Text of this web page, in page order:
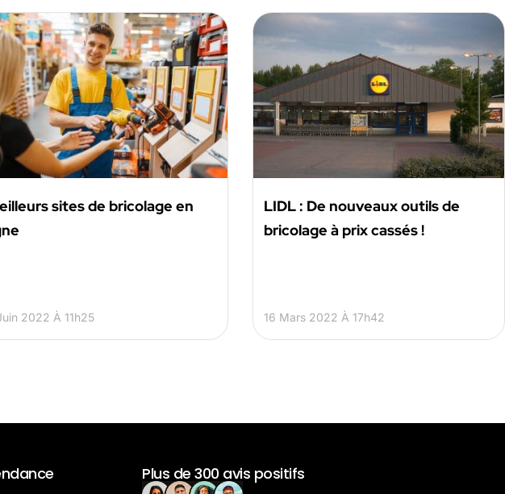
sites de bricolage en
2022 À 11h25
LIDL : De nouveaux outils de
bricolage à prix cassés !
16 Mars 2022 À 17h42
Plus de 300 avis positifs